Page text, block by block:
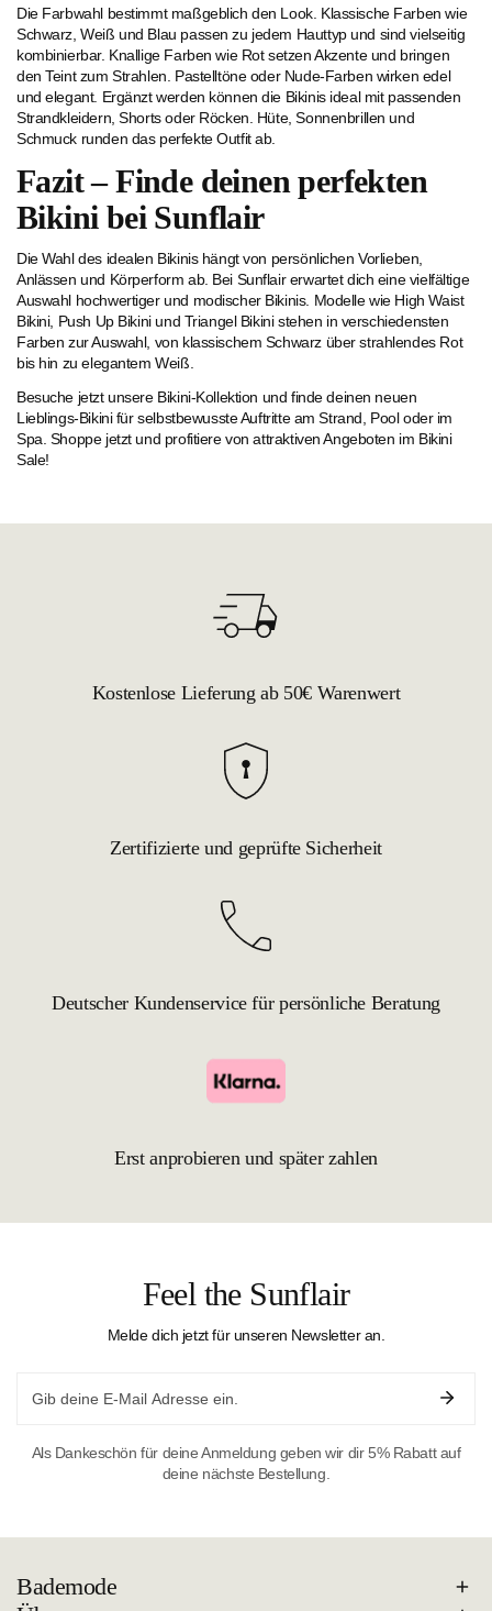
Die Farbwahl bestimmt maßgeblich den Look. Klassische Farben wie
Schwarz, Weiß und Blau passen zu jedem Hauttyp und sind vielseitig
kombinierbar. Knallige Farben wie Rot setzen Akzente und bringen
den Teint zum Strahlen. Pastelltöne oder Nude-Farben wirken edel
und elegant. Ergänzt werden können die Bikinis ideal mit passenden
Strandkleidern, Shorts oder Röcken. Hüte, Sonnenbrillen und
Schmuck runden das perfekte Outfit ab.
Fazit – Finde deinen perfekten
Bikini bei Sunflair
Die Wahl des idealen Bikinis hängt von persönlichen Vorlieben,
Anlässen und Körperform ab. Bei Sunflair erwartet dich eine vielfältige
Auswahl hochwertiger und modischer Bikinis. Modelle wie High Waist
Bikini, Push Up Bikini und Triangel Bikini stehen in verschiedensten
Farben zur Auswahl, von klassischem Schwarz über strahlendes Rot
bis hin zu elegantem Weiß.
Besuche jetzt unsere Bikini-Kollektion und finde deinen neuen
Lieblings-Bikini für selbstbewusste Auftritte am Strand, Pool oder im
Spa. Shoppe jetzt und profitiere von attraktiven Angeboten im Bikini
Sale!
Kostenlose Lieferung ab 50€ Warenwert
Zertifizierte und geprüfte Sicherheit
Deutscher Kundenservice für persönliche Beratung
Erst anprobieren und später zahlen
Feel the Sunflair
Melde dich jetzt für unseren Newsletter an.
Als Dankeschön für deine Anmeldung geben wir dir 5% Rabatt auf
deine nächste Bestellung.
Bademode